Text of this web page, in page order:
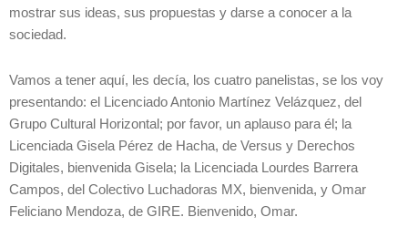
mostrar sus ideas, sus propuestas y darse a conocer a la
sociedad.
Vamos a tener aquí, les decía, los cuatro panelistas, se los voy
presentando: el Licenciado Antonio Martínez Velázquez, del
Grupo Cultural Horizontal; por favor, un aplauso para él; la
Licenciada Gisela Pérez de Hacha, de Versus y Derechos
Digitales, bienvenida Gisela; la Licenciada Lourdes Barrera
Campos, del Colectivo Luchadoras MX, bienvenida, y Omar
Feliciano Mendoza, de GIRE. Bienvenido, Omar.